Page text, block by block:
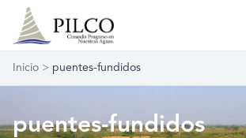
Inicio > puentes-fundidos
puentes-fundidos